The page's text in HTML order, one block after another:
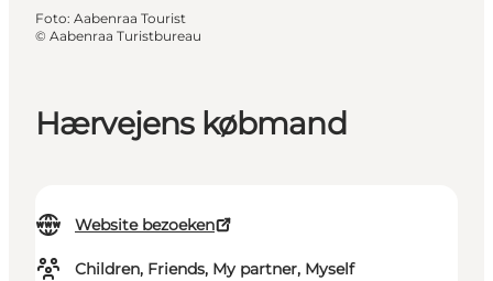
Hærvejens købmand
Website bezoeken
Children, Friends, My partner, Myself
Foto: Aabenraa Tourist
© Aabenraa Turistbureau